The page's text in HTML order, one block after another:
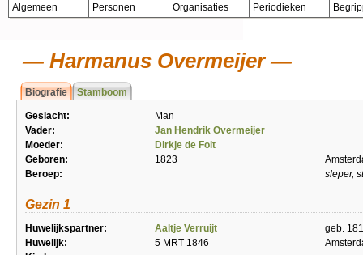
Algemeen Personen Organisaties Periodieken
Harmanus Overmeijer
Biografie Stamboom
Geslacht:
Man
Vader:
Jan Hendrik Overmeijer
Moeder:
Dirkje de Folt
Geboren:
1823
Beroep:
sleper,
Gezin 1
Huwelijkspartner: Aaltje Verruijt
geb.
Huwelijk:
5 MRT 1846